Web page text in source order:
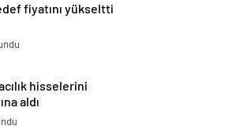
fiyatını yükseltti
hisselerini
aldı